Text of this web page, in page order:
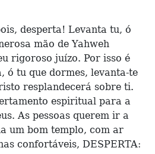
desperta! Levanta tu, ó
mão de Yahweh
rigoroso juízo. Por isso é
ó tu que dormes, levanta-te
resplandecerá sobre ti.
espiritual para a
As pessoas querem ir a
um bom templo, com ar
confortáveis, DESPERTA: